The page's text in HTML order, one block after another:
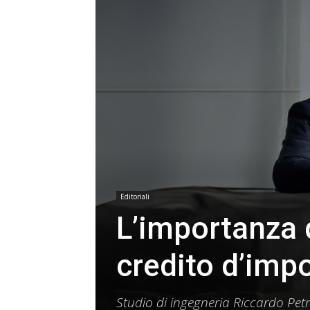
Editoriali
credito
Studio di ingegneria Riccardo